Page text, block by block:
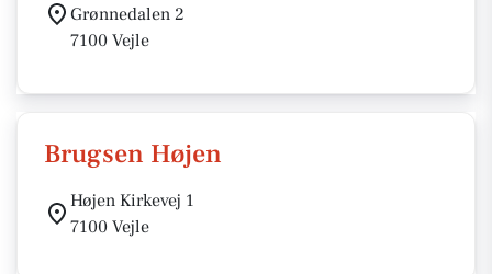
Grønnedalen 2
7100 Vejle
Brugsen Højen
Højen Kirkevej 1
7100 Vejle